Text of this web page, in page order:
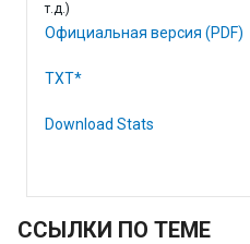
т.д.)
Официальная версия (PDF)
TXT*
Download Stats
ССЫЛКИ ПО ТЕМЕ